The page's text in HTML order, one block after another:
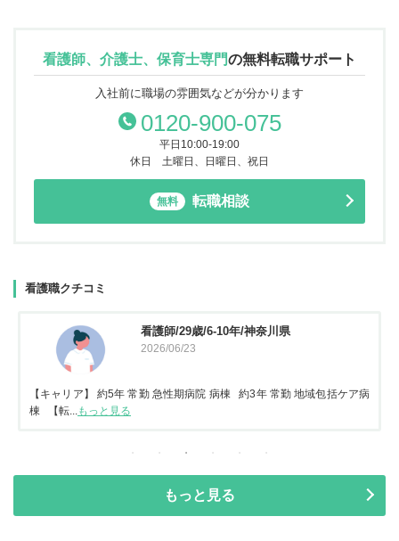
看護師、介護士、保育士専門の無料転職サポート
入社前に職場の雰囲気などが分かります
0120-900-075
平日10:00-19:00
休日 土曜日、日曜日、祝日
無料 転職相談
看護職クチコミ
看護師/29歳/6-10年/神奈川県
2026/06/23
【キャリア】 約5年 常勤 急性期病院 病棟 約3年 常勤 地域包括ケア病
棟 【転...
もっと見る
もっと見る